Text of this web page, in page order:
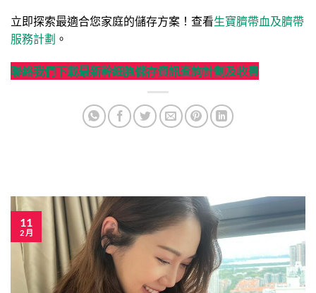
立即探索最適合您家庭的儲存方案！查看生寶臍帶血及臍帶
服務計劃 。
聯絡我們下載最新幹細胞儲存資訊查詢計劃及收費
11
2 月